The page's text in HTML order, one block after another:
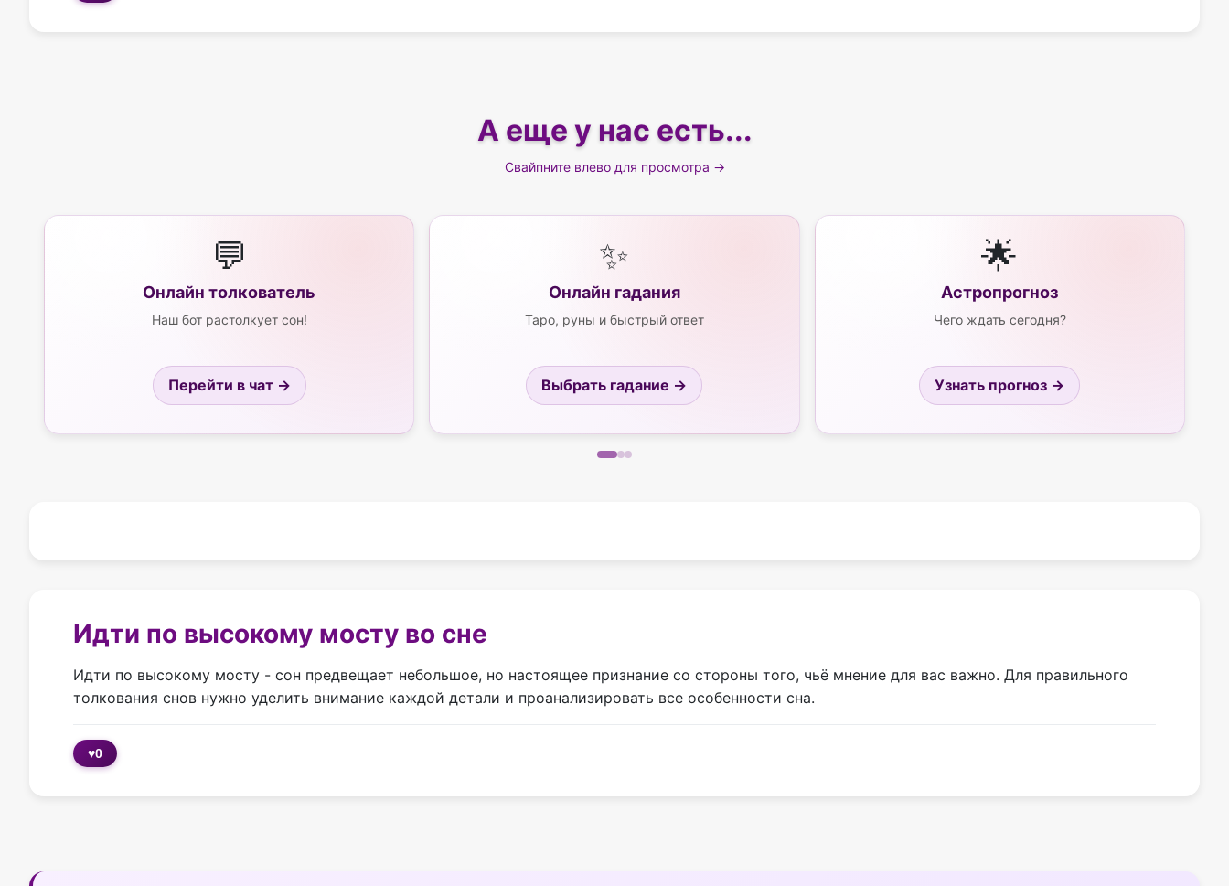
А еще у нас есть...
Свайпните влево для просмотра →
💬
Онлайн толкователь
Наш бот растолкует сон!
Перейти в чат →
✨
Онлайн гадания
Таро, руны и быстрый ответ
Выбрать гадание →
🌟
Астропрогноз
Чего ждать сегодня?
Узнать прогноз →
Идти по высокому мосту во сне
Идти по высокому мосту - сон предвещает небольшое, но настоящее признание со стороны того, чьё мнение для вас важно. Для правильного
толкования снов нужно уделить внимание каждой детали и проанализировать все особенности сна.
♥0